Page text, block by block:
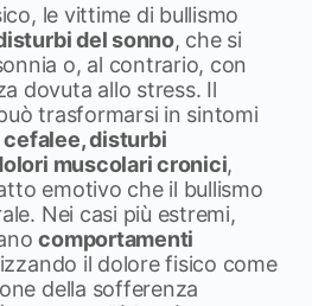
le vittime di bullismo
del sonno, che si
o, al contrario, con
dovuta allo stress. Il
trasformarsi in sintomi
cefalee, disturbi
muscolari cronici,
emotivo che il bullismo
Nei casi più estremi,
comportamenti
il dolore fisico come
della sofferenza